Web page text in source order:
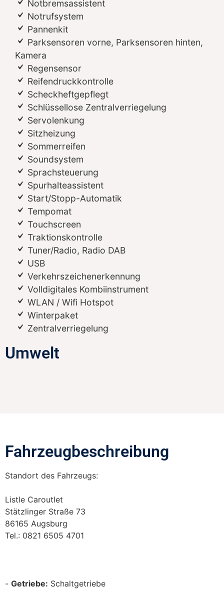
Notbremsassistent
Notrufsystem
Pannenkit
Parksensoren vorne, Parksensoren hinten,
Kamera
Regensensor
Reifendruckkontrolle
Scheckheftgepflegt
Schlüssellose Zentralverriegelung
Servolenkung
Sitzheizung
Sommerreifen
Soundsystem
Sprachsteuerung
Spurhalteassistent
Start/Stopp-Automatik
Tempomat
Touchscreen
Traktionskontrolle
Tuner/Radio, Radio DAB
USB
Verkehrszeichenerkennung
Volldigitales Kombiinstrument
WLAN / Wifi Hotspot
Winterpaket
Zentralverriegelung
Umwelt
Fahrzeugbeschreibung​
Standort des Fahrzeugs:
Listle Caroutlet
Stätzlinger Straße 73
86165 Augsburg
Tel.: 0821 6505 4701
Getriebe: Schaltgetriebe